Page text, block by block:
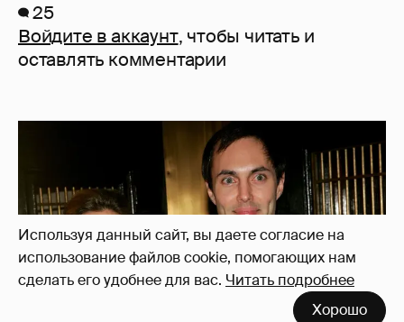
Используя данный сайт, вы даете согласие на
использование файлов cookie, помогающих нам
сделать его удобнее для вас. Читать подробнее
Хорошо
25
Войдите в аккаунт, чтобы читать и
оставлять комментарии